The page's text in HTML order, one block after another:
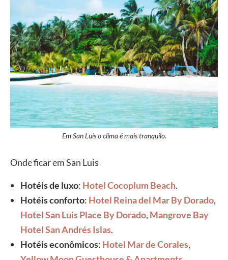
Em San Luis o clima é mais tranquilo.
Onde ficar em San Luis
Hotéis de luxo: Hotel Cocoplum Beach.
Hotéis conforto: Hotel Reina del Mar By Dorado,
Hotel San Luis Place By Dorado, Mangrove Bay
Hotel San Andrés Islas.
Hotéis econômicos: Hotel Mar de Corales,